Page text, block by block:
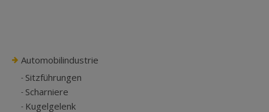
Automobilindustrie
Sitzführungen
Scharniere
Kugelgelenk